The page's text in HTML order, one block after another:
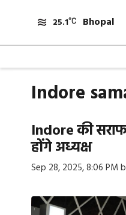
content
25.1 Bhopal
Indore
Indore की
होंगे अध्यक्ष
Sep 28, 2025, 8:06 PM